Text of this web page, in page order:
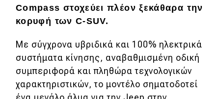
Ασφάλεια
Αγορά
Απόψεις
Test Drive
Compass στοχεύει πλέον ξεκάθαρα την
κορυφή των C-SUV.
Με σύγχρονα υβριδικά και 100% ηλεκτρικά
συστήματα κίνησης, αναβαθμισμένη οδική
συμπεριφορά και πληθώρα τεχνολογικών
χαρακτηριστικών, το μοντέλο σηματοδοτεί